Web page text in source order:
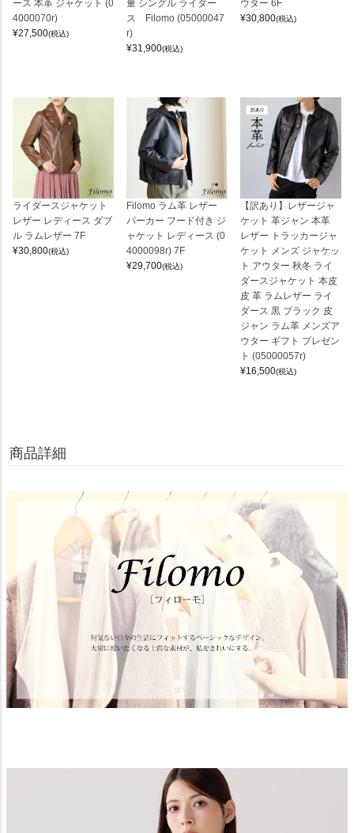
ース 本革 ジャケット (0
4000070r)
¥27,500(税込)
量 シングル ライダー
ス Filomo (05000047
r)
¥31,900(税込)
ウター 6F
¥30,800(税込)
ライダースジャケット
レザー レディース ダブ
ル ラムレザー 7F
¥30,800(税込)
Filomo ラム革 レザー
パーカー フード付き ジ
ャケット レディース (0
4000098r) 7F
¥29,700(税込)
【訳あり】レザージャ
ケット 革ジャン 本革
レザー トラッカージャ
ケット メンズ ジャケッ
ト アウター 秋冬 ライ
ダースジャケット 本皮
皮 革 ラムレザー ライ
ダース 黒 ブラック 皮
ジャン ラム革 メンズア
ウター ギフト プレゼン
ト (05000057r)
¥16,500(税込)
商品詳細